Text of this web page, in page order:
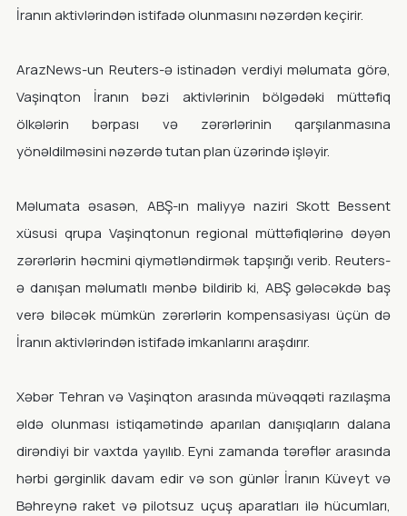
İranın aktivlərindən istifadə olunmasını nəzərdən keçirir.
ArazNews-un Reuters-ə istinadən verdiyi məlumata görə,
Vaşinqton İranın bəzi aktivlərinin bölgədəki müttəfiq
ölkələrin bərpası və zərərlərinin qarşılanmasına
yönəldilməsini nəzərdə tutan plan üzərində işləyir.
Məlumata əsasən, ABŞ-ın maliyyə naziri Skott Bessent
xüsusi qrupa Vaşinqtonun regional müttəfiqlərinə dəyən
zərərlərin həcmini qiymətləndirmək tapşırığı verib. Reuters-
ə danışan məlumatlı mənbə bildirib ki, ABŞ gələcəkdə baş
verə biləcək mümkün zərərlərin kompensasiyası üçün də
İranın aktivlərindən istifadə imkanlarını araşdırır.
Xəbər Tehran və Vaşinqton arasında müvəqqəti razılaşma
əldə olunması istiqamətində aparılan danışıqların dalana
dirəndiyi bir vaxtda yayılıb. Eyni zamanda tərəflər arasında
hərbi gərginlik davam edir və son günlər İranın Küveyt və
Bəhreynə raket və pilotsuz uçuş aparatları ilə hücumları,